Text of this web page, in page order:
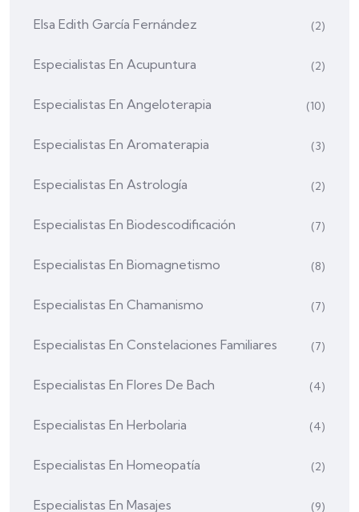
Elsa Edith García Fernández (2)
Especialistas En Acupuntura (2)
Especialistas En Angeloterapia (10)
Especialistas En Aromaterapia (3)
Especialistas En Astrología (2)
Especialistas En Biodescodificación (7)
Especialistas En Biomagnetismo (8)
Especialistas En Chamanismo (7)
Especialistas En Constelaciones Familiares (7)
Especialistas En Flores De Bach (4)
Especialistas En Herbolaria (4)
Especialistas En Homeopatía (2)
Especialistas En Masajes (9)